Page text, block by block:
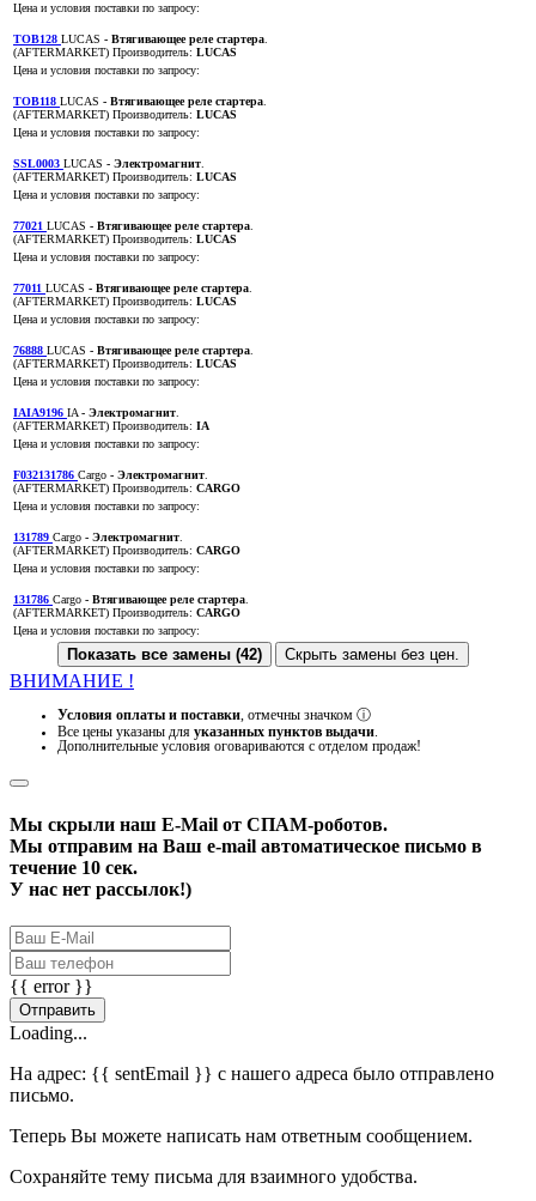
Цена и условия поставки по запросу:
TOB128 LUCAS - Втягивающее реле стартера.
(AFTERMARKET) Производитель: LUCAS
Цена и условия поставки по запросу:
TOB118 LUCAS - Втягивающее реле стартера.
(AFTERMARKET) Производитель: LUCAS
Цена и условия поставки по запросу:
SSL0003 LUCAS - Электромагнит.
(AFTERMARKET) Производитель: LUCAS
Цена и условия поставки по запросу:
77021 LUCAS - Втягивающее реле стартера.
(AFTERMARKET) Производитель: LUCAS
Цена и условия поставки по запросу:
77011 LUCAS - Втягивающее реле стартера.
(AFTERMARKET) Производитель: LUCAS
Цена и условия поставки по запросу:
76888 LUCAS - Втягивающее реле стартера.
(AFTERMARKET) Производитель: LUCAS
Цена и условия поставки по запросу:
IAIA9196 IA- Электромагнит.
(AFTERMARKET) Производитель: IA
Цена и условия поставки по запросу:
F032131786 Cargo - Электромагнит.
(AFTERMARKET) Производитель: CARGO
Цена и условия поставки по запросу:
131789 Cargo - Электромагнит.
(AFTERMARKET) Производитель: CARGO
Цена и условия поставки по запросу:
131786 Cargo - Втягивающее реле стартера.
(AFTERMARKET) Производитель: CARGO
Цена и условия поставки по запросу:
Показать все замены (42) Скрыть замены без цен.
ВНИМАНИЕ !
Условия оплаты и поставки , отмечны значком ⓘ
Все цены указаны для указанных пунктов выдачи
Дополнительные условия оговариваются с отделом продаж!
Мы скрыли наш E-Mail от СПАМ-роботов.
Мы отправим на Ваш e-mail автоматическое письмо в
течение 10 сек.
У нас нет рассылок!)
{{ error }}
Отправить
Loading...
На адрес: {{ sentEmail }} с нашего адреса было отправлено
письмо.
Теперь Вы можете написать нам ответным сообщением.
Сохраняйте тему письма для взаимного удобства.